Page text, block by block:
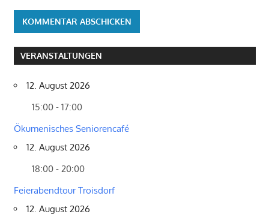
VERANSTALTUNGEN
12. August 2026
15:00 - 17:00
Ökumenisches Seniorencafé
12. August 2026
18:00 - 20:00
Feierabendtour Troisdorf
12. August 2026